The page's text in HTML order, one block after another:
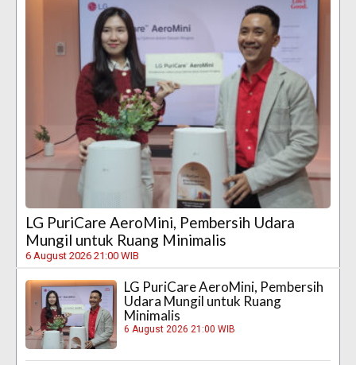
LG PuriCare AeroMini, Pembersih Udara
Mungil untuk Ruang Minimalis
6 August 2026 21:00 WIB
LG PuriCare AeroMini, Pembersih
Udara Mungil untuk Ruang
Minimalis
6 August 2026 21:00 WIB